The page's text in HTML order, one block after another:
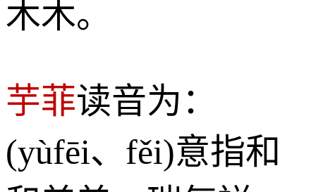
木木。
芋菲读音为：
(yùfēi、fěi)意指和